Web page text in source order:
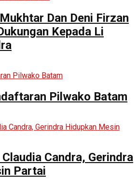
Dan Deni Firzan
Kepada Li
Pilwako Batam
Candra, Gerindra
Partai